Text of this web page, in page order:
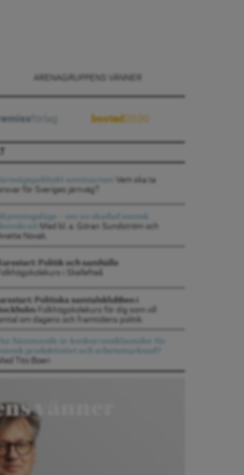
bostad
Järnvägspolitiskt seminarium
Vem ska ta
för Sveriges järnväg?
Skymningsläge – om en skadad svensk
Med bl. a. Göran Sundström och
Anette Novak.
Kursstart: Politik och samhälle
Folkhögskolekurs i Skellefteå
Politiska samtalsklubben i
Folkhögskolekurs för dig som vill
om dagens och framtidens politik.
Med Tito Boeri
vänner